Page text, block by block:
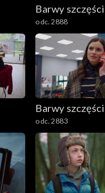
Barwy
odc. 2888
Barwy
odc. 2883